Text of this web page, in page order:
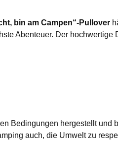
bin am Campen“-Pullover
Abenteuer. Der hochwertige
Bedingungen hergestellt und
auch, die Umwelt zu